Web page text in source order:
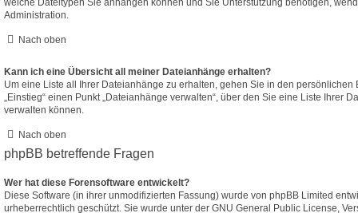
Administration.
Nach oben
Kann ich eine Übersicht all meiner Dateianhänge erhalten?
Um eine Liste all Ihrer Dateianhänge zu erhalten, gehen Sie in den persönlichen
„Einstieg“ einen Punkt „Dateianhänge verwalten“, über den Sie eine Liste Ihrer
verwalten können.
Nach oben
phpBB betreffende Fragen
Wer hat diese Forensoftware entwickelt?
Diese Software (in ihrer unmodifizierten Fassung) wurde von phpBB Limited
urheberrechtlich geschützt. Sie wurde unter der GNU General Public License,